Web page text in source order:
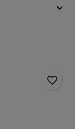
favorite_border